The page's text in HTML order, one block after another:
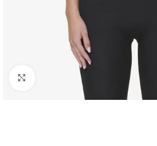
Click to enlarge